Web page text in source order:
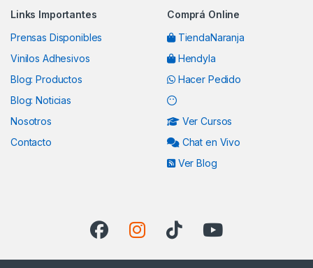
Links Importantes
Prensas Disponibles
Vinilos Adhesivos
Blog: Productos
Blog: Noticias
Nosotros
Contacto
Comprá Online
TiendaNaranja
Hendyla
Hacer Pedido
Ver Cursos
Chat en Vivo
Ver Blog